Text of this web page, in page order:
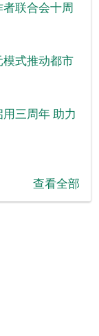
联合会十周
式推动都市
三周年 助力
查看全部